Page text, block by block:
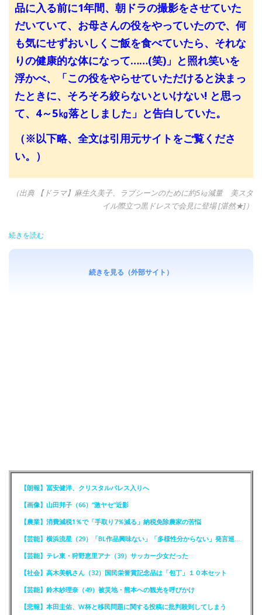
品に入る前に1年間、朝ドラの撮影をさせていた
だいていて、お母さんの役をやっていたので、何
も気にせずおいしくご飯を食べていたら、それな
りの健康的な体になって……(笑)」と照れ笑いを
浮かべ、「この役をやらせていただけると決まっ
たときに、そろそろ絞らないといけない! と思っ
て、4～5㎏落としました」と告白していた。
（※以下略、全文は引用元サイトをご覧くださ
い。）
（出典 【ドラマ】麻生久美子、ラブシーンのために約5㎏減量 美スタ
イル際立つ黒ドレスで会見に登場 [湛然★]）
続きを読む
続きを見る（外部サイト）
【朗報】冨安健洋、クリスタルパレス入りへ
【画像】山田邦子（66）“激ヤセ”近影
【農業】消費減税1％で「手取り7％減る」納税免除農家の苦悩
【芸能】テレ東・狩野恵里アナ（39）サッカー少女だった
【社会】高木美帆さん（32）国民栄誉賞記念品は「包丁」１０本セット
【芸能】鈴木紗理奈（49）被災地・熊本への観光を呼びかけ
【悲報】本田圭佑、W杯と移民問題に関する投稿に批判殺到してしまう